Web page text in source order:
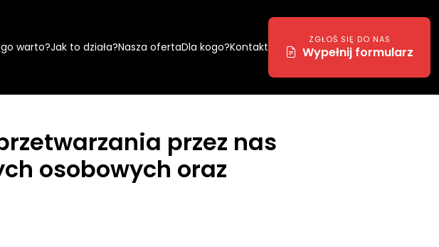
warto?Jak to działa?Nasza ofertaDla kogo?Kontakt
ZGŁOŚ SIĘ DO NAS
Wypełnij formularz
przez nas
osobowych oraz